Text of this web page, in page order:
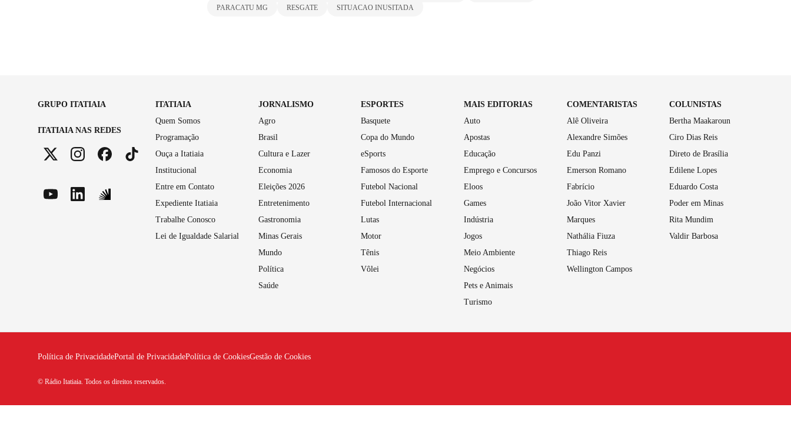
PARACATU MG
RESGATE SITUACAO INUSITADA
GRUPO ITATIAIA
ITATIAIA NAS REDES
ITATIAIA
Quem Somos
Programação
Ouça a Itatiaia
Institucional
Entre em Contato
Expediente Itatiaia
Trabalhe Conosco
Lei de Igualdade Salarial
JORNALISMO
Agro
Brasil
Cultura e Lazer
Economia
Eleições 2026
Entretenimento
Gastronomia
Minas Gerais
Mundo
Política
Saúde
ESPORTES
Basquete
Copa do Mundo
eSports
Famosos do Esporte
Futebol Nacional
Futebol Internacional
Lutas
Motor
Tênis
Vôlei
MAIS EDITORIAS
Auto
Apostas
Educação
Emprego e Concursos
Eloos
Games
Indústria
Jogos
Meio Ambiente
Negócios
Pets e Animais
Turismo
COMENTARISTAS
Alê Oliveira
Alexandre Simões
Edu Panzi
Emerson Romano
Fabrício
João Vitor Xavier
Marques
Nathália Fiuza
Thiago Reis
Wellington Campos
COLUNISTAS
Bertha Maakaroun
Ciro Dias Reis
Direto de Brasília
Edilene Lopes
Eduardo Costa
Poder em Minas
Rita Mundim
Valdir Barbosa
Política de PrivacidadePortal de PrivacidadePolítica de CookiesGestão de Cookies
© Rádio Itatiaia. Todos os direitos reservados.